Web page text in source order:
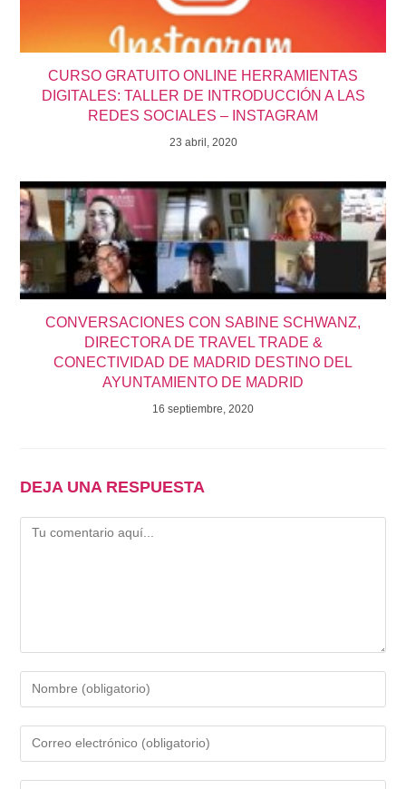
CURSO GRATUITO ONLINE HERRAMIENTAS
DIGITALES: TALLER DE INTRODUCCIÓN A LAS
REDES SOCIALES – INSTAGRAM
23 abril, 2020
CONVERSACIONES CON SABINE SCHWANZ,
DIRECTORA DE TRAVEL TRADE &
CONECTIVIDAD DE MADRID DESTINO DEL
AYUNTAMIENTO DE MADRID
16 septiembre, 2020
DEJA UNA RESPUESTA